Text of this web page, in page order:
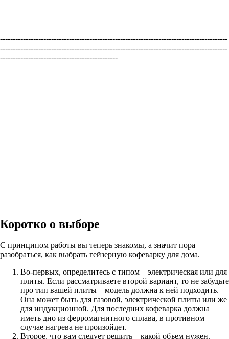
-----------------------------------------------------------------------------------------
-----------------------------------------------------------------------------------------
----------------------------------------------
Коротко о выборе
С принципом работы вы теперь знакомы, а значит пора
разобраться, как выбрать гейзерную кофеварку для дома.
Во-первых, определитесь с типом – электрическая или для
плиты. Если рассматриваете второй вариант, то не забудьте
про тип вашей плиты – модель должна к ней подходить.
Она может быть для газовой, электрической плиты или же
для индукционной. Для последних кофеварка должна
иметь дно из ферромагнитного сплава, в противном
случае нагрева не произойдет.
Второе, что вам следует решить – какой объем нужен.